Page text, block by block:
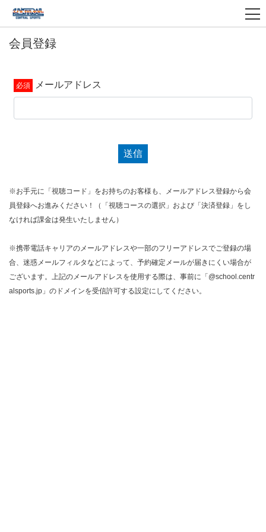
会員登録
メールアドレス
送信
※お手元に「視聴コード」をお持ちのお客様も、メールアドレス登録から会
員登録へお進みください！（「視聴コースの選択」および「決済登録」をし
なければ課金は発生いたしません）
※携帯電話キャリアのメールアドレスや一部のフリーアドレスでご登録の場
合、迷惑メールフィルタなどによって、予約確定メールが届きにくい場合が
ございます。上記のメールアドレスを使用する際は、事前に「@school.centr
alsports.jp」のドメインを受信許可する設定にしてください。